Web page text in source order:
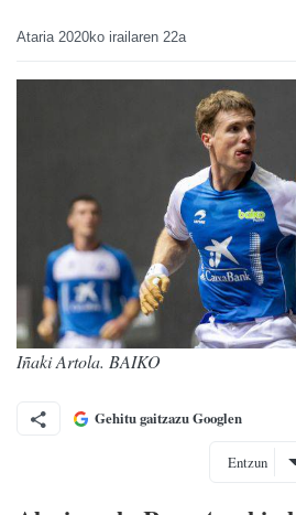
Ataria 2020ko irailaren 22a
Iñaki Artola. BAIKO
Gehitu gaitzazu Googlen
Entzun